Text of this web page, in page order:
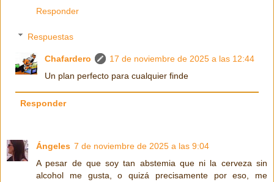
Responder
Respuestas
Chafardero
17 de noviembre de 2025 a las 12:44
Un plan perfecto para cualquier finde
Responder
Ángeles 7 de noviembre de 2025 a las 9:04
A pesar de que soy tan abstemia que ni la cerveza sin
alcohol me gusta, o quizá precisamente por eso, me